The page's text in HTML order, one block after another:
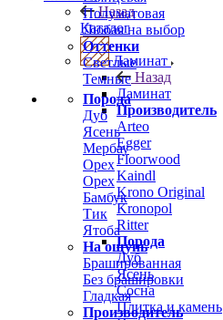
Полуматовая
Любая на выбор
Оттенки
Светлые
Темные
Порода
Дуб
Ясень
Мербау
Орех
Орех
Бамбук
Тик
Ятоба
На ощупь
Брашированная
Без брашировки
Гладкая
Производитель
Назад
Каталог
Ламинат
Назад
Ламинат
Производитель
Arteo
Egger
Floorwood
Kaindl
Krono Original
Kronopol
Ritter
Порода
Дуб
Ясень
Сосна
Плитка и камень